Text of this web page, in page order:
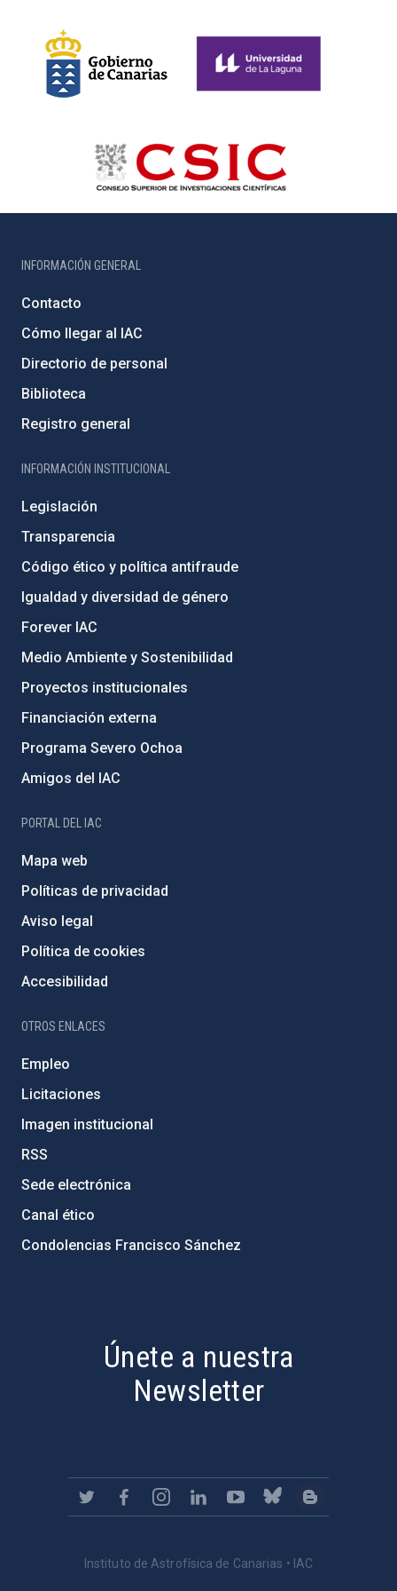
INFORMACIÓN GENERAL
Contacto
Cómo llegar al IAC
Directorio de personal
Biblioteca
Registro general
INFORMACIÓN INSTITUCIONAL
Legislación
Transparencia
Código ético y política antifraude
Igualdad y diversidad de género
Forever IAC
Medio Ambiente y Sostenibilidad
Proyectos institucionales
Financiación externa
Programa Severo Ochoa
Amigos del IAC
PORTAL DEL IAC
Mapa web
Políticas de privacidad
Aviso legal
Política de cookies
Accesibilidad
OTROS ENLACES
Empleo
Licitaciones
Imagen institucional
RSS
Sede electrónica
Canal ético
Condolencias Francisco Sánchez
Únete a nuestra
Newsletter
Instituto de Astrofísica de Canarias • IAC